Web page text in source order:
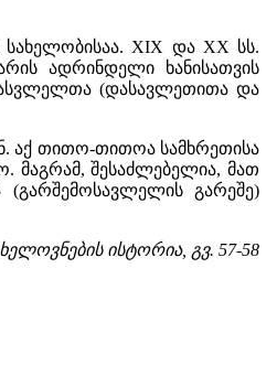
XIX და XX სს.
ადრინდელი ხანისათვის
(დასავლეთითა და
აქ თითო-თითოა სამხრეთისა
მაგრამ, შესაძლებელია, მათ
(გარშემოსავლელის გარეშე)
ისტორია, გვ. 57-58